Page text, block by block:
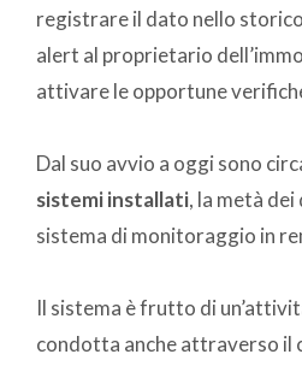
registrare il dato nello
alert al proprietario
attivare le opportune
Dal suo avvio a oggi sono
sistemi installati, la metà
sistema di monitoraggio in
Il sistema è frutto di
condotta anche attraverso il